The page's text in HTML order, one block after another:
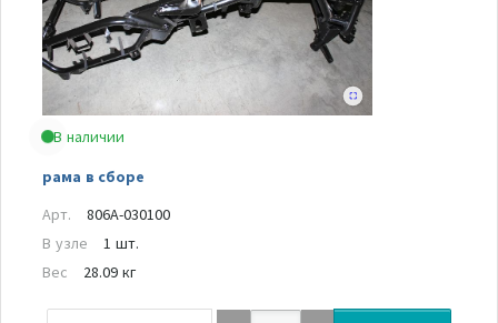
В наличии
рама в сборе
Арт.
806A-030100
В узле
1 шт.
Вес
28.09 кг